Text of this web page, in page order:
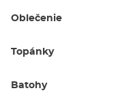
Oblečenie
Topánky
Batohy
Zoradiť podľa: